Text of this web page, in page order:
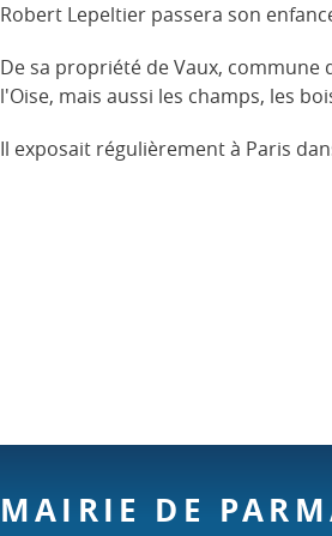
Robert Lepeltier passera son
De sa propriété de Vaux, commune
l'Oise, mais aussi les champs, les
Il exposait régulièrement à Paris
MAIRIE DE